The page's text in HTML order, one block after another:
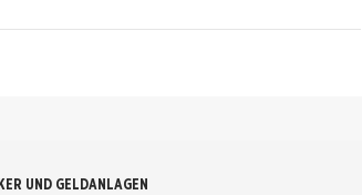
UND GELDANLAGEN